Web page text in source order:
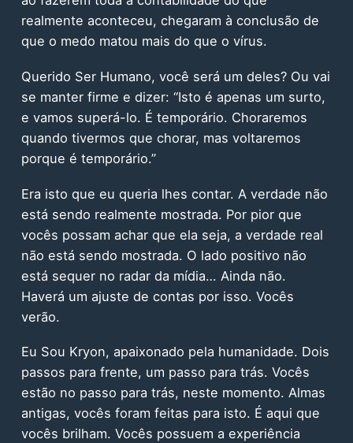
realmente aconteceu, chegaram à conclusão de
que o medo matou mais do que o vírus.
Querido Ser Humano, você será um deles? Ou vai
se manter firme e dizer: “Isto é apenas um surto,
e vamos superá-lo. É temporário. Choraremos
quando tivermos que chorar, mas voltaremos
porque é temporário.”
Era isto que eu queria lhes contar. A verdade não
está sendo realmente mostrada. Por pior que
vocês possam achar que ela seja, a verdade real
não está sendo mostrada. O lado positivo não
está sequer no radar da mídia… Ainda não.
Haverá um ajuste de contas por isso. Vocês
verão.
Eu Sou Kryon, apaixonado pela humanidade. Dois
passos para frente, um passo para trás. Vocês
estão no passo para trás, neste momento. Almas
antigas, vocês foram feitas para isto. É aqui que
vocês brilham. Vocês possuem a experiência